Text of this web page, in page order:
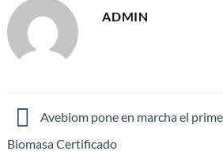
ADMIN
Avebiom pone en marcha el
Biomasa Certificado